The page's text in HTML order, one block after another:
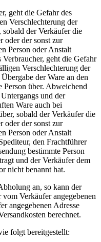
geht die Gefahr des
Verschlechterung der
der Verkäufer die
oder der sonst zur
Person oder Anstalt
geht die Gefahr
Verschlechterung der
der Ware an den
Person über. Abweichend
und der
Ware auch bei
sobald der Verkäufer die
oder der sonst zur
Person oder Anstalt
den Frachtführer
bestimmte Person
und der Verkäufer dem
nicht benannt hat.
an, so kann der
Verkäufer angegebenen
angegebenen Adresse
berechnet.
folgt bereitgestellt: